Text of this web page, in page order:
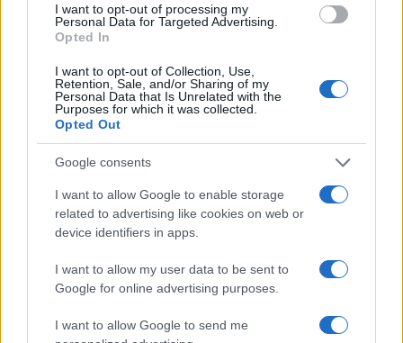
I want to opt-out of processing my
Personal Data for Targeted Advertising.
Opted In
I want to opt-out of Collection, Use,
Retention, Sale, and/or Sharing of my
Personal Data that Is Unrelated with the
Purposes for which it was collected.
Opted Out
Google consents
I want to allow Google to enable storage
related to advertising like cookies on web or
device identifiers in apps.
I want to allow my user data to be sent to
Google for online advertising purposes.
I want to allow Google to send me
Canadair 515: Οι πρώτες εικόνες από την
κατασκευή του αεροσκάφους που θα
επιχειρεί και τη νύχτα στα μέτωπα της
Αυγερινός, Μουτσάτσου και ακόμη 20
πρώην στελέχη κατά Καρυστιανού: «Δεν
αποχωρήσαμε για καρέκλες», αιχμές για
«συγκεντρωτικό μοντέλο»
Κρανίου τόπος το Πόρτο Γερμενό μετά το
Ξεκίνησε η αυτοψία στα καμένα σπίτια
Οδηγός στη Μύκονο άρπαξε τσάντα
Hermès και Rolex αξίας 75.000 ευρώ από